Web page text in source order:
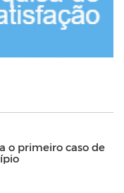
o primeiro caso de